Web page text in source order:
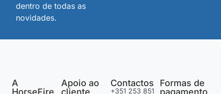
dentro de todas as
novidades.
A
HorseFire
Apoio ao
cliente
Contactos
+351 253 851
Formas de
pagamento